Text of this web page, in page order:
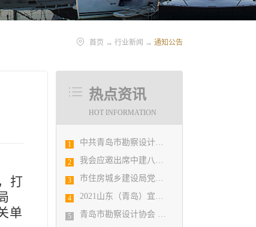
首页 → 行业新闻 → 通知公告
热点资讯
HOT INFORMATION
1 中共青岛市勘察设计协会党支部日前召开民主生活会
2 我会应邀出席中建八局四公司设计管理研究院揭牌仪式
3 市住房城乡建设局党组书记、局长陈勇调研市勘察设计协会及所属审图机构
4 2021山东（青岛）宜居博览会盛大开幕
5 青岛市勘察设计协会 第五届二次会员代表大会纪要
打
单